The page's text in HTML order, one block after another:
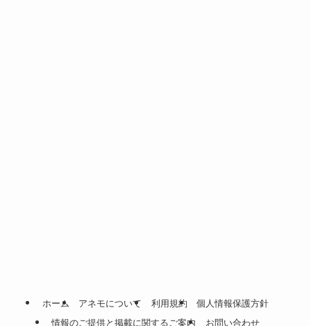
ホーム アネモについて 利用規約
個人情報保護方針
情報のご提供と掲載に関するご案内
お問い合わせ